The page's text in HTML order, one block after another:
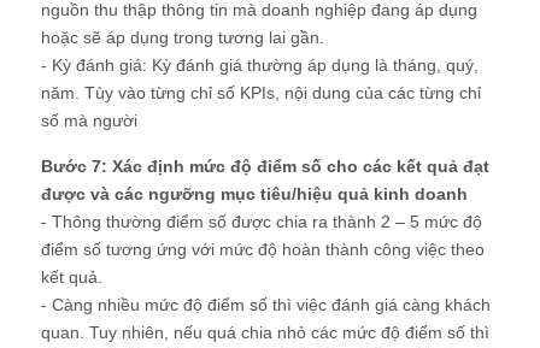
nguồn thu thập thông tin mà doanh nghiệp đang áp dụng
hoặc sẽ áp dụng trong tương lai gần.
- Kỳ đánh giá: Kỳ đánh giá thường áp dụng là tháng, quý,
năm. Tùy vào từng chỉ số KPIs, nội dung của các từng chỉ
số mà người
Bước 7: Xác định mức độ điểm số cho các kết quả đạt
được và các ngưỡng mục tiêu/hiệu quả kinh doanh
- Thông thường điểm số được chia ra thành 2 – 5 mức độ
điểm số tương ứng với mức độ hoàn thành công việc theo
kết quả.
- Càng nhiều mức độ điểm số thì việc đánh giá càng khách
quan. Tuy nhiên, nếu quá chia nhỏ các mức độ điểm số thì